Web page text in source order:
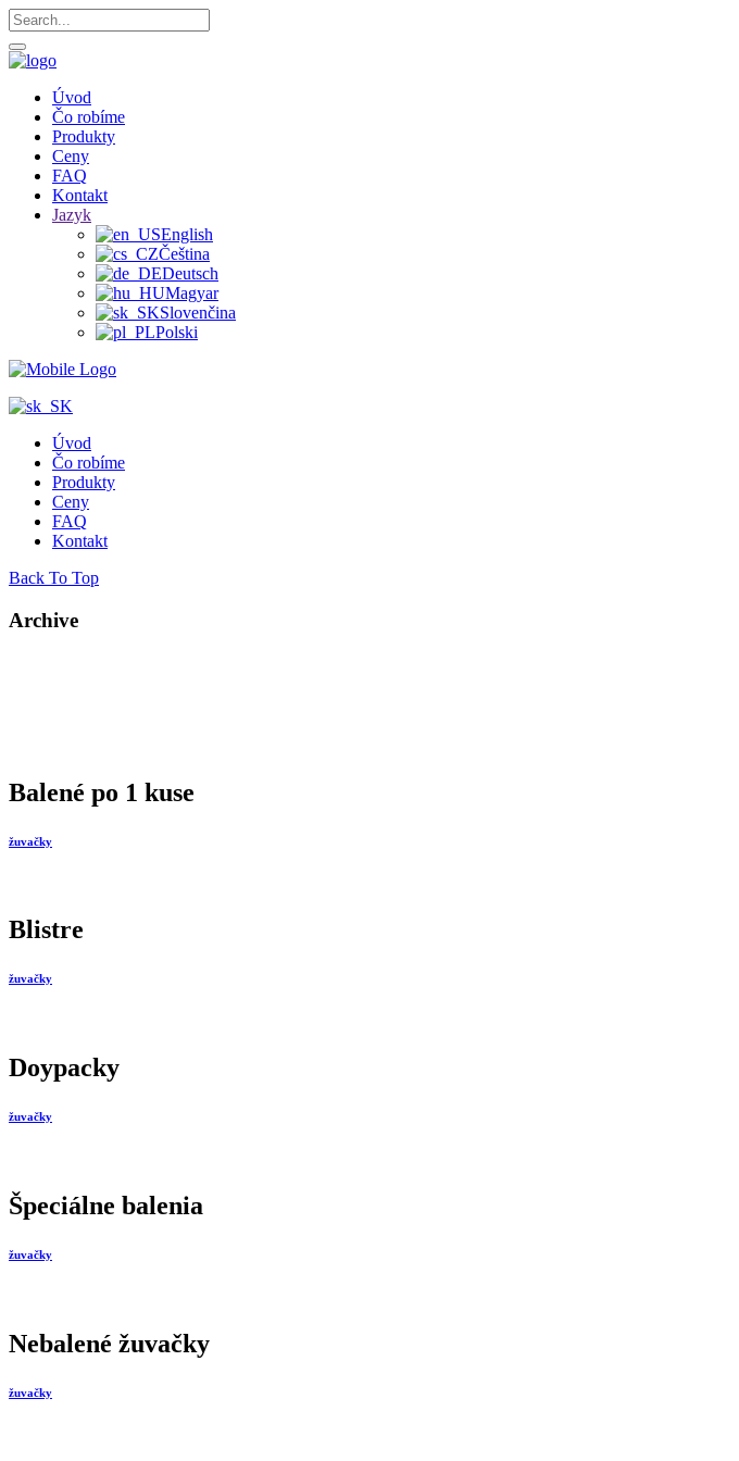
Úvod
Čo robíme
Produkty
Ceny
FAQ
Kontakt
Jazyk
English
Čeština
Deutsch
Magyar
Slovenčina
Polski
Úvod
Čo robíme
Produkty
Ceny
FAQ
Kontakt
Back To Top
Archive
Balené po 1 kuse
žuvačky
Blistre
žuvačky
Doypacky
žuvačky
Špeciálne balenia
žuvačky
Nebalené žuvačky
žuvačky